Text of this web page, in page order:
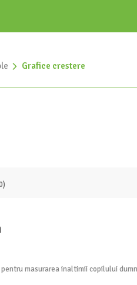
» Grafice crestere
masurarea inaltimii copilului